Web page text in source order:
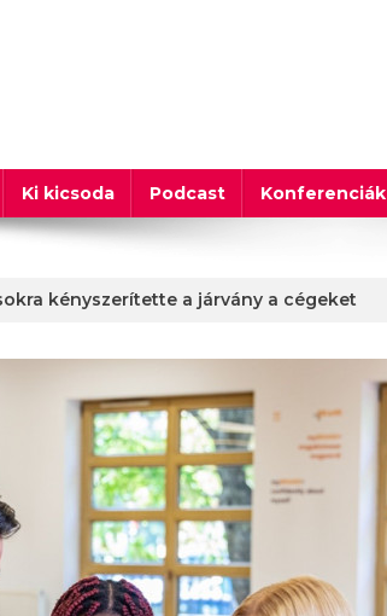
Ki kicsoda Podcast Konferenciák
kényszerítette a járvány a cégeket